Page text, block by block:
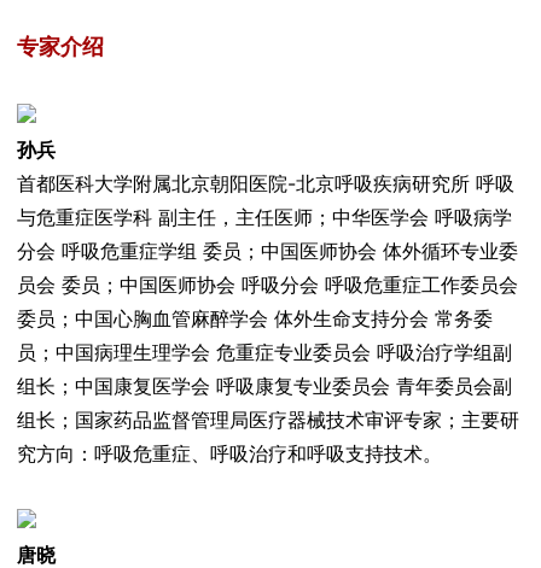
专家介绍
孙兵
首都医科大学附属北京朝阳医院-北京呼吸疾病研究所 呼吸
与危重症医学科 副主任，主任医师；中华医学会 呼吸病学
分会 呼吸危重症学组 委员；中国医师协会 体外循环专业委
员会 委员；中国医师协会 呼吸分会 呼吸危重症工作委员会
委员；中国心胸血管麻醉学会 体外生命支持分会 常务委
员；中国病理生理学会 危重症专业委员会 呼吸治疗学组副
组长；中国康复医学会 呼吸康复专业委员会 青年委员会副
组长；国家药品监督管理局医疗器械技术审评专家；主要研
究方向：呼吸危重症、呼吸治疗和呼吸支持技术。
唐晓